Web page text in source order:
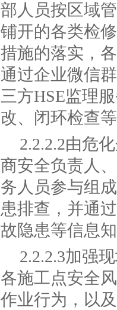
部人员按区域
铺开的各类检
措施的落实，
通过企业微信
三方HSE监理
改、闭环检查
2.2.2.2由危
商安全负责人
务人员参与组
患排查，并通
故隐患等信息
2.2.2.3加强
各施工点安全
作业行为，以